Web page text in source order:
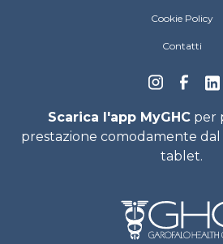
Cookie Policy
Contatti
Scarica l'app MyGHC per
prestazione comodamente
tablet.